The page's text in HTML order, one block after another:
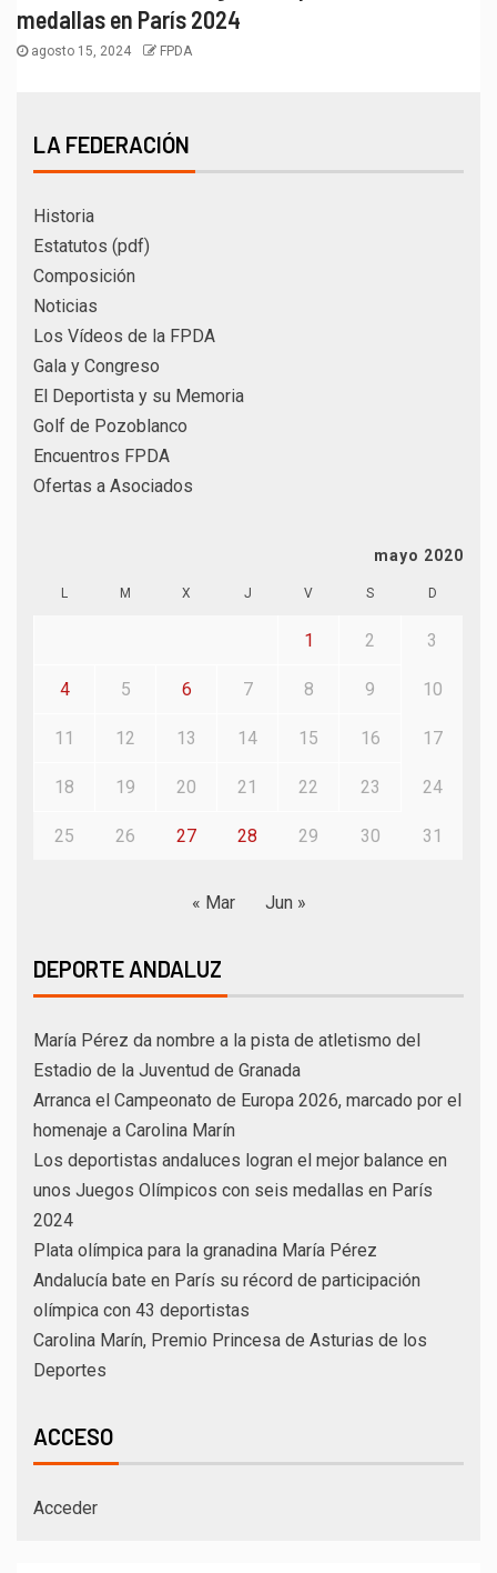
medallas en París 2024
agosto 15, 2024 FPDA
LA FEDERACIÓN
Historia
Estatutos (pdf)
Composición
Noticias
Los Vídeos de la FPDA
Gala y Congreso
El Deportista y su Memoria
Golf de Pozoblanco
Encuentros FPDA
Ofertas a Asociados
mayo 2020
L M X J V S D
1 2 3
4 5 6 7 8 9 10
11 12 13 14 15 16 17
18 19 20 21 22 23 24
25 26 27 28 29 30 31
« Mar Jun »
DEPORTE ANDALUZ
María Pérez da nombre a la pista de atletismo del
Estadio de la Juventud de Granada
Arranca el Campeonato de Europa 2026, marcado por el
homenaje a Carolina Marín
Los deportistas andaluces logran el mejor balance en
unos Juegos Olímpicos con seis medallas en París
2024
Plata olímpica para la granadina María Pérez
Andalucía bate en París su récord de participación
olímpica con 43 deportistas
Carolina Marín, Premio Princesa de Asturias de los
Deportes
ACCESO
Acceder